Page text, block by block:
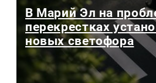
В Марий Эл на
перекрестках
новых светофора